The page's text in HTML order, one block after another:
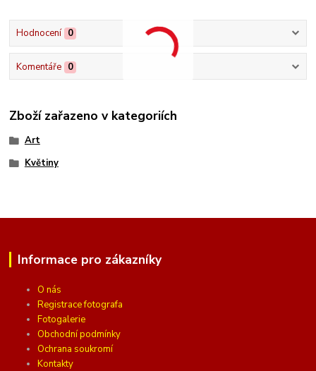
Hodnocení 0
Komentáře 0
Zboží zařazeno v kategoriích
Art
Květiny
Informace pro zákazníky
O nás
Registrace fotografa
Fotogalerie
Obchodní podmínky
Ochrana soukromí
Kontakty